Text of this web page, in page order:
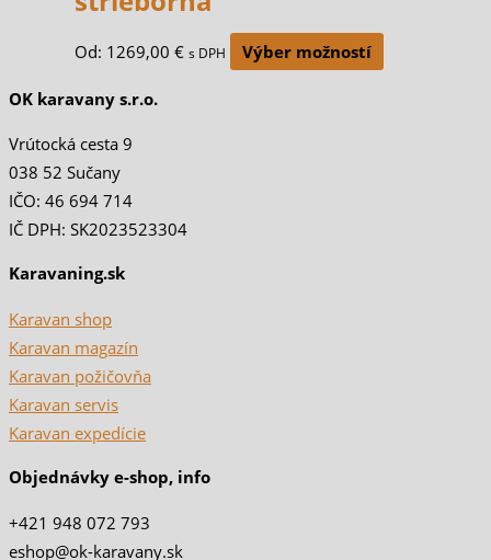
Od: 1269,00 € s DPH Výber možností
OK karavany s.r.o.
Vrútocká cesta 9
038 52 Sučany
IČO: 46 694 714
IČ DPH: SK2023523304
Karavaning.sk
Karavan shop
Karavan magazín
Karavan požičovňa
Karavan servis
Karavan expedície
Objednávky e-shop, info
+421 948 072 793
eshop@ok-karavany.sk